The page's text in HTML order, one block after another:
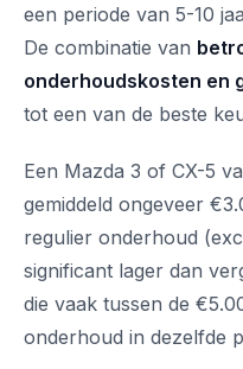
een periode van 5-10
De combinatie van
onderhoudskosten en
tot een van de beste
Een Mazda 3 of CX-5
gemiddeld ongeveer
regulier onderhoud
significant lager dan
die vaak tussen de
onderhoud in dezelfde